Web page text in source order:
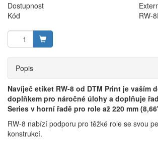
Dostupnost
Kód
RW-
Popis
Navíječ etiket RW-8 od DTM Print je vaším
doplňkem pro náročné úlohy a doplňuje
Series v horní řadě pro role až 220 mm
RW-8 nabízí podporu pro těžké role se svou
konstrukcí.